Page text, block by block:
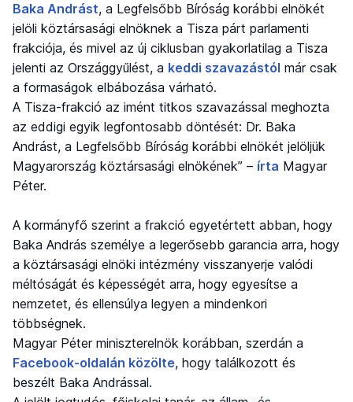
Baka Andrást, a Legfelsőbb Bíróság korábbi elnökét
jelöli köztársasági elnöknek a Tisza párt parlamenti
frakciója, és mivel az új ciklusban gyakorlatilag a Tisza
jelenti az Országgyűlést, a keddi szavazástól már csak
a formaságok elbábozása várható.
A Tisza-frakció az imént titkos szavazással meghozta
az eddigi egyik legfontosabb döntését: Dr. Baka
Andrást, a Legfelsőbb Bíróság korábbi elnökét jelöljük
Magyarország köztársasági elnökének” – írta Magyar
Péter.
A kormányfő szerint a frakció egyetértett abban, hogy
Baka András személye a legerősebb garancia arra, hogy
a köztársasági elnöki intézmény visszanyerje valódi
méltóságát és képességét arra, hogy egyesítse a
nemzetet, és ellensúlya legyen a mindenkori
többségnek.
Magyar Péter miniszterelnök korábban, szerdán a
Facebook-oldalán közölte, hogy találkozott és
beszélt Baka Andrással.